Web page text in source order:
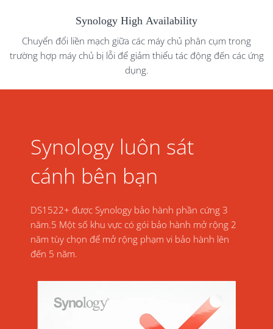
Synology High Availability
Chuyển đổi liền mạch giữa các máy chủ phân cụm trong
trường hợp máy chủ bị lỗi để giảm thiểu tác động đến các ứng
dụng.
Synology luôn sát
cánh bên bạn
DS1522+ được Synology bảo hành phần cứng 3
năm.5 Một số khu vực có gói bảo hành mở rộng 2
năm tùy chọn để mở rộng phạm vi bảo hành lên
đến 5 năm.